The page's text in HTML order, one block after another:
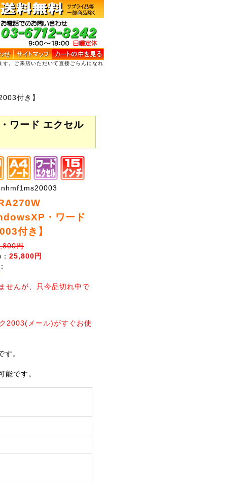
。ご来店いただいて直接ごらんになれ
付き】
ワード エクセル
・ワード
付き】
円
： 25,800円
せんが、只今品切れ中で
2003(メール)がすぐお使
。
です。